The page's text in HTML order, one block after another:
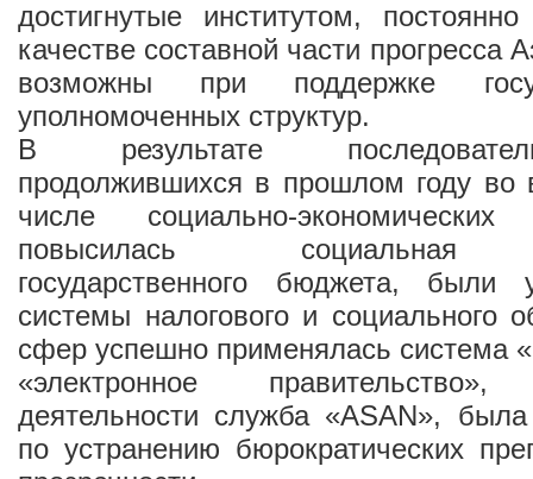
достигнутые институтом,
качестве составной части прогресса
возможны при поддержке
уполномоченных структур.
В результате
продолжившихся в прошлом году во
числе социально-
повысилась социальная
государственного бюджета, были
системы налогового и социального
сфер успешно применялась система
«электронное
деятельности служба «ASAN»,
по устранению бюрократических